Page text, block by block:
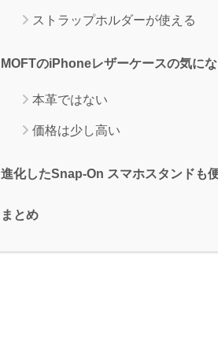
ストラップホルダーが使える
MOFTのiPhoneレザーケースの気に
本革ではない
価格は少し高い
進化したSnap-On スマホスタンドも
まとめ